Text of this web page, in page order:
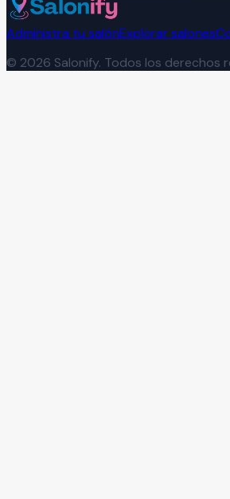
Administra tu salónExplorar salones
© 2026 Salonify. Todos los derechos